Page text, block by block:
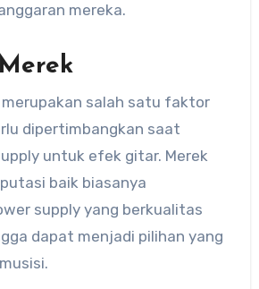
mereka.
salah satu faktor
dipertimbangkan saat
untuk efek gitar. Merek
baik biasanya
supply yang berkualitas
dapat menjadi pilihan yang